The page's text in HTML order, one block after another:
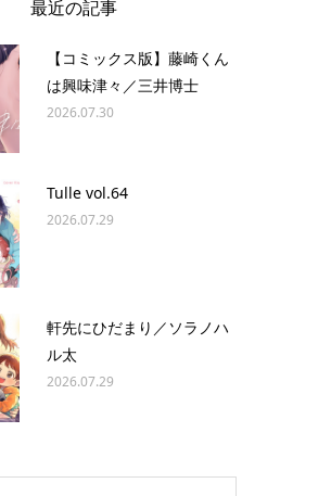
最近の記事
【コミックス版】藤崎くん
は興味津々／三井博士
2026.07.30
Tulle vol.64
2026.07.29
軒先にひだまり／ソラノハ
ル太
2026.07.29